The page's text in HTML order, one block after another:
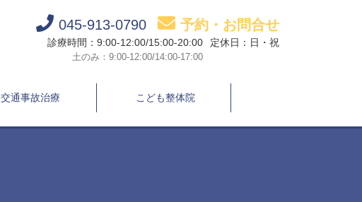
045-913-0790 予約・お問合せ
診療時間：9:00-12:00/15:00-20:00
土のみ：9:00-12:00/14:00-17:00
定休日：日・祝
交通事故治療 こども整体院